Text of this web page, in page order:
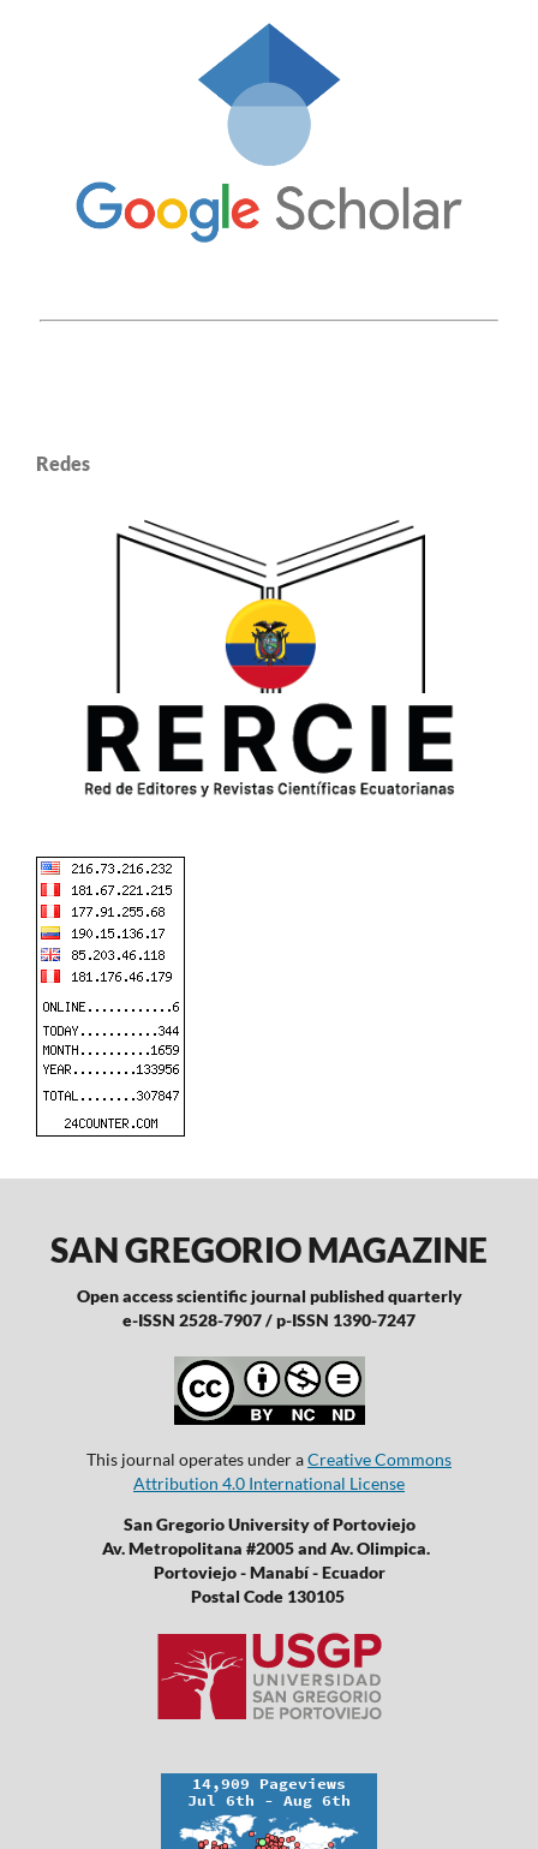
Redes
SAN GREGORIO MAGAZINE
Open access scientific journal published quarterly
e-ISSN 2528-7907 / p-ISSN 1390-7247
This journal operates under aCreative Commons
Attribution 4.0 International License
San Gregorio University of Portoviejo
Av. Metropolitana #2005 and Av. Olimpica.
Portoviejo - Manabí - Ecuador
Postal Code 130105